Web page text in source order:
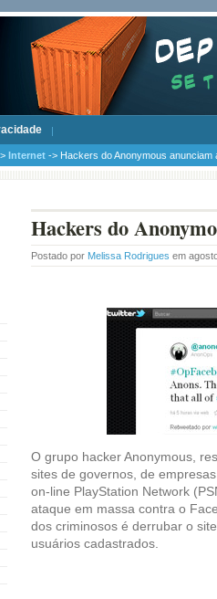
Internet -> Hackers do Anonymous anunciam
Hackers do
Postado por Melissa Rodrigues em
O grupo hacker Anonymous,
sites de governos, de
on-line PlayStation Network
ataque em massa contra o
dos criminosos é derrubar o
usuários cadastrados.